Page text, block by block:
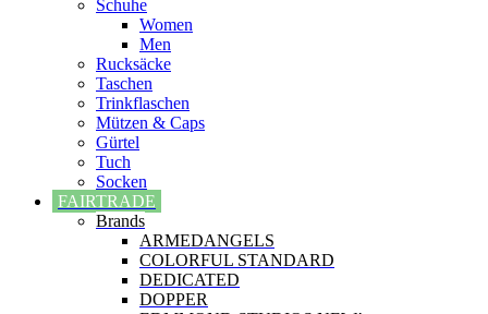
Schuhe
Women
Men
Rucksäcke
Taschen
Trinkflaschen
Mützen & Caps
Gürtel
Tuch
Socken
FAIRTRADE
Brands
ARMEDANGELS
COLORFUL STANDARD
DEDICATED
DOPPER